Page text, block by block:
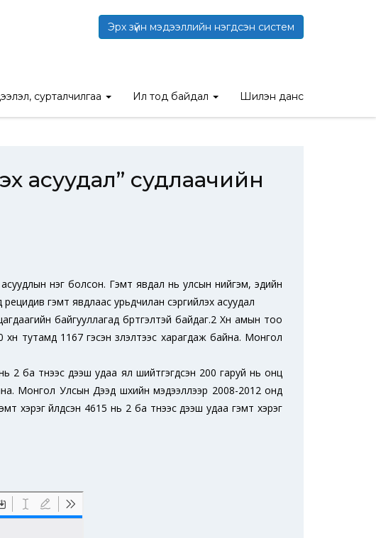
Эрх зүйн мэдээллийн нэгдсэн систем
сурталчилгаа Ил тод байдал Шилэн данс
судлаачийн зөвлөмж
асуудал” судлаачийн
нэг болсон. Гэмт явдал нь улсын нийгэм, эдийн
гэмт явдлаас урьдчилан сэргийлэх асуудал
байгууллагад бүртгэлтэй байдаг.2 Хүн амын тоо
тутамд 1167 гэсэн үзүүлэлтээс харагдаж байна. Монгол
2 ба түүнээс дээш удаа ял шийтгэгдсэн 200 гаруй нь онц
Монгол Улсын Дээд шүүхийн мэдээллээр 2008-2012 онд
хэрэг үйлдсэн 4615 нь 2 ба түүнээс дээш удаа гэмт хэрэг